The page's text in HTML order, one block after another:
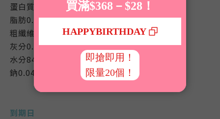
蛋白質9.5以上
脂肪0.9%以上
粗纖維0.1%以下
灰分0.6%以下
水分84.6%以下
鈉0.04%
到期日